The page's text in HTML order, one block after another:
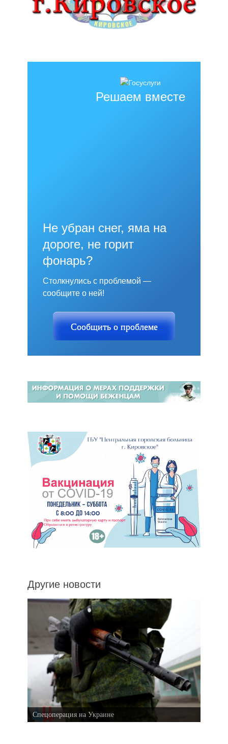
Решаем вместе
Не убран снег, яма на
дороге, не горит
фонарь?
Столкнулись с проблемой —
сообщите о ней!
Сообщить о проблеме
Другие новости
Спецоперация на Украине